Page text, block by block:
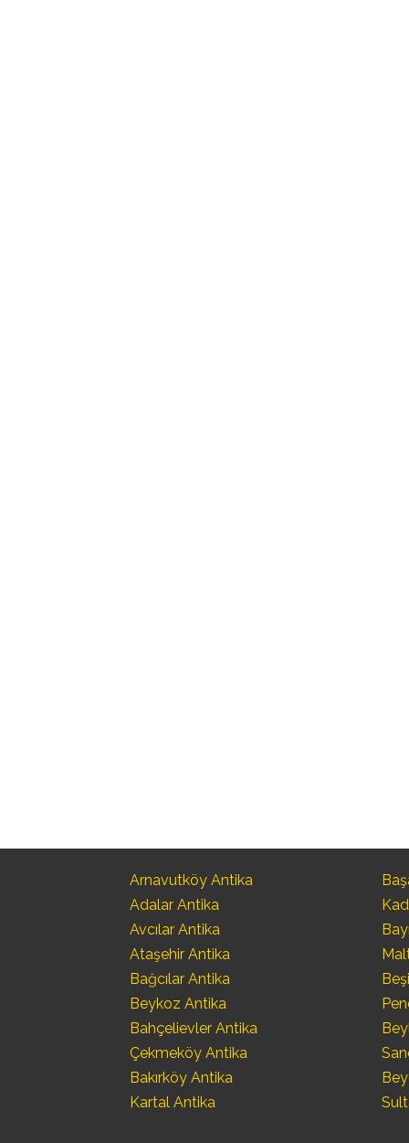
Arnavutköy Antika
Adalar Antika
Avcılar Antika
Ataşehir Antika
Bağcılar Antika
Beykoz Antika
Bahçelievler Antika
Çekmeköy Antika
Bakırköy Antika
Kartal Antika